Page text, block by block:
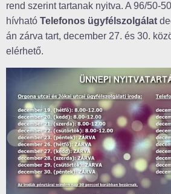
rend szerint tartanak nyitva. A 96/50-
hívható Telefonos ügyfélszolgálat
án zárva tart, december 27. és 30.
elérhető.